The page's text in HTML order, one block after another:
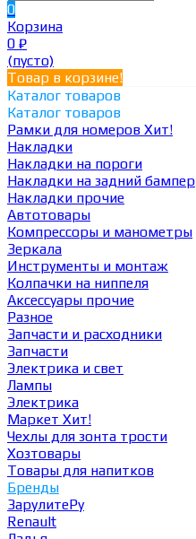
0
Корзина
0 ₽
(пусто)
Товар в корзине!
Каталог товаров
Каталог товаров
Рамки для номеров Хит!
Накладки
Накладки на пороги
Накладки на задний бампер
Накладки прочие
Автотовары
Компрессоры и манометры
Зеркала
Инструменты и монтаж
Колпачки на ниппеля
Аксессуары прочие
Разное
Запчасти и расходники
Запчасти
Электрика и свет
Лампы
Электрика
Маркет Хит!
Чехлы для зонта трости
Хозтовары
Товары для напитков
Бренды
ЗарулитеРу
Renault